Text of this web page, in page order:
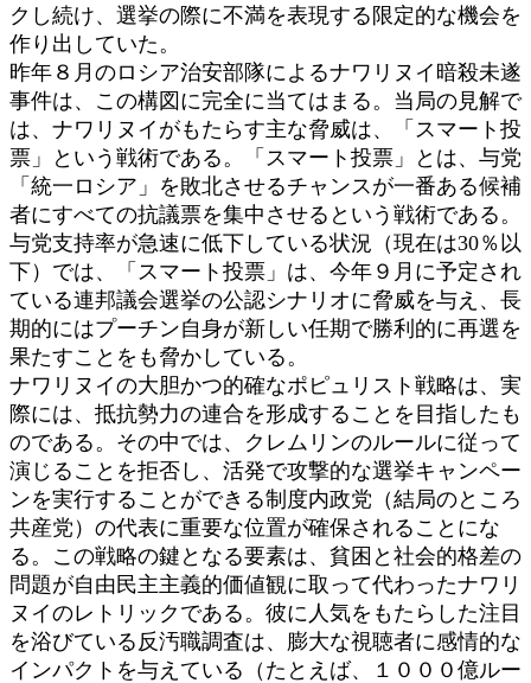
クし続け、選挙の際に不満を表現する限定的な機会を
作り出していた。
昨年８月のロシア治安部隊によるナワリヌイ暗殺未遂
事件は、この構図に完全に当てはまる。当局の見解で
は、ナワリヌイがもたらす主な脅威は、「スマート投
票」という戦術である。「スマート投票」とは、与党
「統一ロシア」を敗北させるチャンスが一番ある候補
者にすべての抗議票を集中させるという戦術である。
与党支持率が急速に低下している状況（現在は30％以
下）では、「スマート投票」は、今年９月に予定され
ている連邦議会選挙の公認シナリオに脅威を与え、長
期的にはプーチン自身が新しい任期で勝利的に再選を
果たすことをも脅かしている。
ナワリヌイの大胆かつ的確なポピュリスト戦略は、実
際には、抵抗勢力の連合を形成することを目指したも
のである。その中では、クレムリンのルールに従って
演じることを拒否し、活発で攻撃的な選挙キャンペー
ンを実行することができる制度内政党（結局のところ
共産党）の代表に重要な位置が確保されることにな
る。この戦略の鍵となる要素は、貧困と社会的格差の
問題が自由民主主義的価値観に取って代わったナワリ
ヌイのレトリックである。彼に人気をもたらした注目
を浴びている反汚職調査は、膨大な視聴者に感情的な
インパクトを与えている（たとえば、１０００億ルー